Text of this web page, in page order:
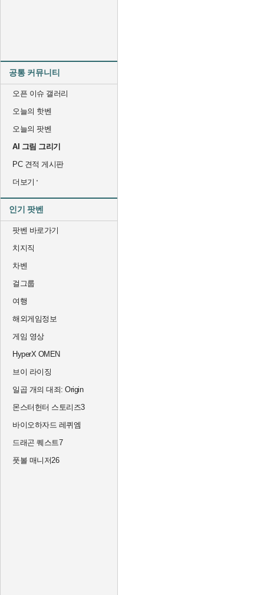
공통 커뮤니티
오픈 이슈 갤러리
오늘의 핫벤
오늘의 팟벤
AI 그림 그리기
PC 견적 게시판
더보기
인기 팟벤
팟벤 바로가기
치지직
차벤
걸그룹
여행
해외게임정보
게임 영상
HyperX OMEN
브이 라이징
일곱 개의 대죄: Origin
몬스터헌터 스토리즈3
바이오하자드 레퀴엠
드래곤 퀘스트7
풋볼 매니저26